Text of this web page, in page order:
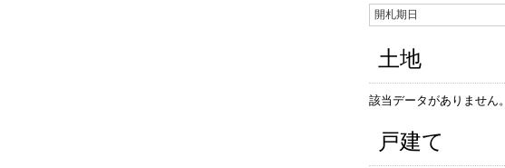
開札期日
土地
該当データがありません。
戸建て